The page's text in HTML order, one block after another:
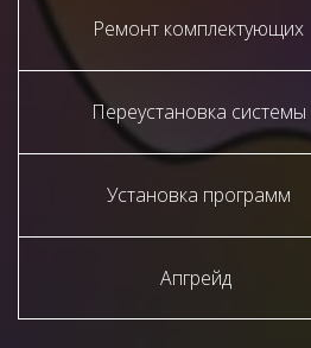
Ремонт комплектующих
Переустановка системы
Установка программ
Апгрейд